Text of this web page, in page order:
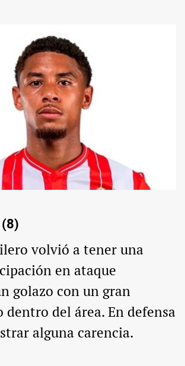
volvió a tener una
en ataque
golazo con un gran
del área. En defensa
alguna carencia.